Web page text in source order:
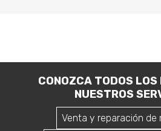
CONOZCA TODOS
NUESTROS
Venta y reparación de